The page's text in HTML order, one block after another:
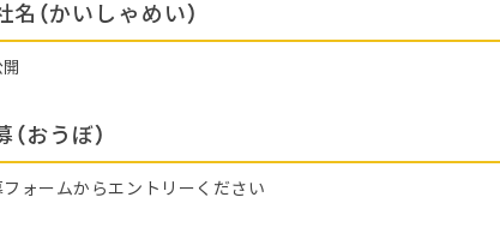
名（かいしゃめい）
（おうぼ）
フォームからエントリーください